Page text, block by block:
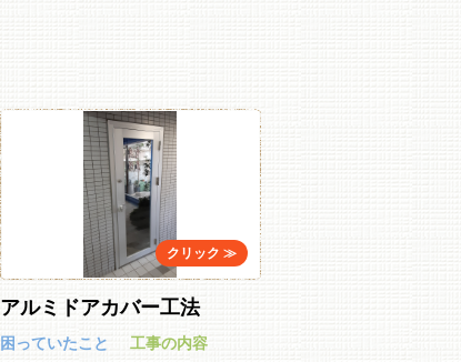
アルミドアカバー工法
困っていたこと 工事の内容